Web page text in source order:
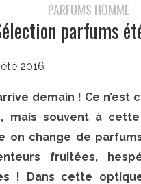
PARFUMS HOMME
parfums
demain ! Ce n’est
mais souvent à
on change de
fruitées,
! Dans cette